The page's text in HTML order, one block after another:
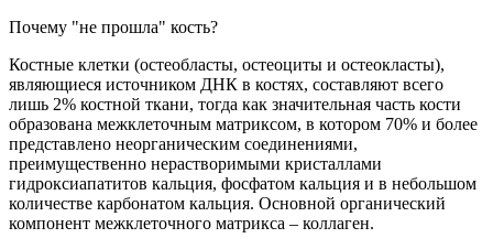
Почему "не прошла" кость?
Костные клетки (остеобласты, остеоциты и остеокласты),
являющиеся источником ДНК в костях, составляют всего
лишь 2% костной ткани, тогда как значительная часть кости
образована межклеточным матриксом, в котором 70% и более
представлено неорганическим соединениями,
преимущественно нерастворимыми кристаллами
гидроксиапатитов кальция, фосфатом кальция и в небольшом
количестве карбонатом кальция. Основной органический
компонент межклеточного матрикса – коллаген.